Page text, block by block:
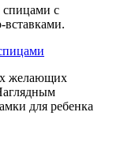
спицами с
вставками.
желающих
для ребенка